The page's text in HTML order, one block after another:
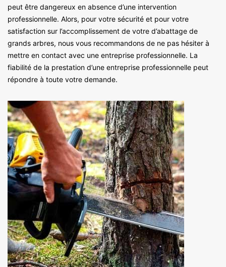
peut être dangereux en absence d’une intervention
professionnelle. Alors, pour votre sécurité et pour votre
satisfaction sur l’accomplissement de votre d’abattage de
grands arbres, nous vous recommandons de ne pas hésiter à
mettre en contact avec une entreprise professionnelle. La
fiabilité de la prestation d’une entreprise professionnelle peut
répondre à toute votre demande.